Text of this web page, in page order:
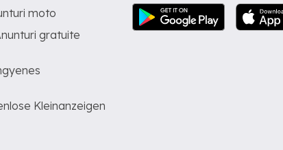
moto
gratuite
Kleinanzeigen